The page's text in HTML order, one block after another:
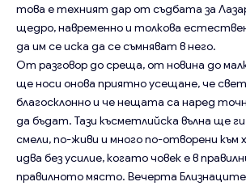
това е техният дар от съдбата за
щедро, навременно и толкова
да им се иска да се съмняват в него.
От разговор до среща, от новина до
ще носи онова приятно усещане, че
благосклонно и че нещата са наред
да бъдат. Тази късметлийска вълна ще
смели, по-живи и много по-отворени към
идва без усилие, когато човек е в
правилното място. Вечерта